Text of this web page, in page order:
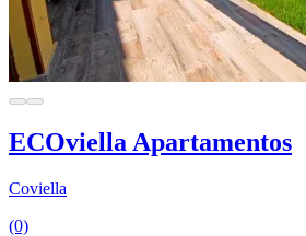
ECOviella Apartamentos
Coviella
(0)